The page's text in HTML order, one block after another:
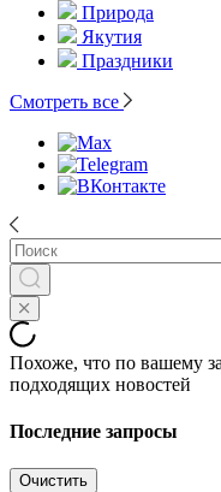
Природа
Якутия
Праздники
Смотреть все
Похоже, что по вашему
подходящих новостей
Последние запросы
Очистить